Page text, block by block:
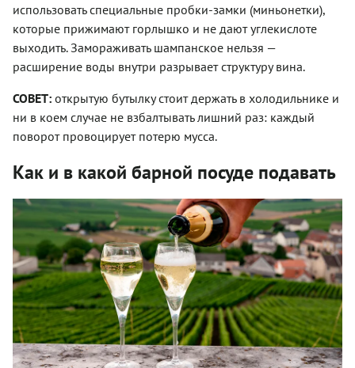
использовать специальные пробки-замки (миньонетки),
которые прижимают горлышко и не дают углекислоте
выходить. Замораживать шампанское нельзя —
расширение воды внутри разрывает структуру вина.
СОВЕТ: открытую бутылку стоит держать в холодильнике и
ни в коем случае не взбалтывать лишний раз: каждый
поворот провоцирует потерю мусса.
Как и в какой барной посуде подавать